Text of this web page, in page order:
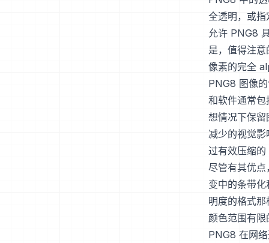
全透明，或
允许 PNG8
是，值得注
像素的完全
PNG8 图像
和软件通常
想情况下保
减少的视觉
过有效压缩
尽管有其优
变中的条带
明度的格式
颜色范围有
PNG8 在网